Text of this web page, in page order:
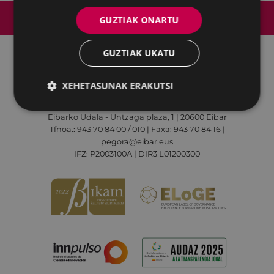
Irisgarritasuna
Lege-oharra
Cookien politika
Eibarko Udala - Untzaga plaza, 1 | 20600 Eibar
Tfnoa.: 943 70 84 00 / 010 | Faxa: 943 70 84 16 |
pegora@eibar.eus
IFZ: P2003100A | DIR3 L01200300
GUZTIAK ONARTU
GUZTIAK UKATU
XEHETASUNAK ERAKUTSI